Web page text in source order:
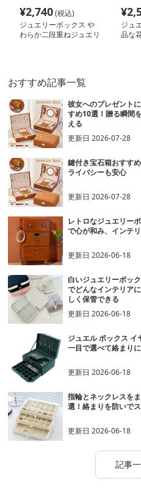
¥2,740(税込)
ジュエリーボックス や
わらか二段重ねジュエリ
¥
ジュ
品な
おすすめ記事一覧
彼女へのプレゼント
すめ10選！贈る瞬間
える
更新日2026-07-28
鍵付き宝石箱おすす
ライバシーも安心
更新日2026-07-28
レトロなジュエリー
で心が和み、インテ
更新日2026-06-18
白いジュエリーボッ
でどんなインテリア
しく保管できる
更新日2026-06-18
ジュエル ボックス
一目で選べて絡まり
更新日2026-06-18
指輪とネックレスを
選！絡まりを防いで
更新日2026-06-18
記事